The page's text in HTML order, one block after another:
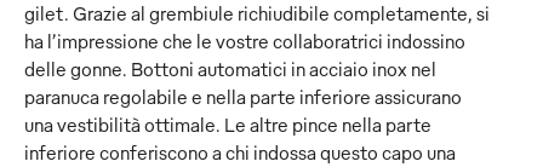
gilet. Grazie al grembiule richiudibile completamente, si
ha l’impressione che le vostre collaboratrici indossino
delle gonne. Bottoni automatici in acciaio inox nel
paranuca regolabile e nella parte inferiore assicurano
una vestibilità ottimale. Le altre pince nella parte
inferiore conferiscono a chi indossa questo capo una